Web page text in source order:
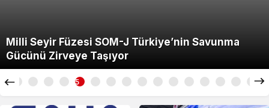
Milli Seyir Füzesi SOM-J Türkiye’nin Savunma
Gücünü Zirveye Taşıyor
5